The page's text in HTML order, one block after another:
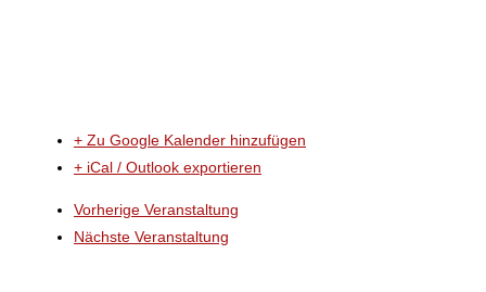
+ Zu Google Kalender hinzufügen
+ iCal / Outlook exportieren
Vorherige Veranstaltung
Nächste Veranstaltung